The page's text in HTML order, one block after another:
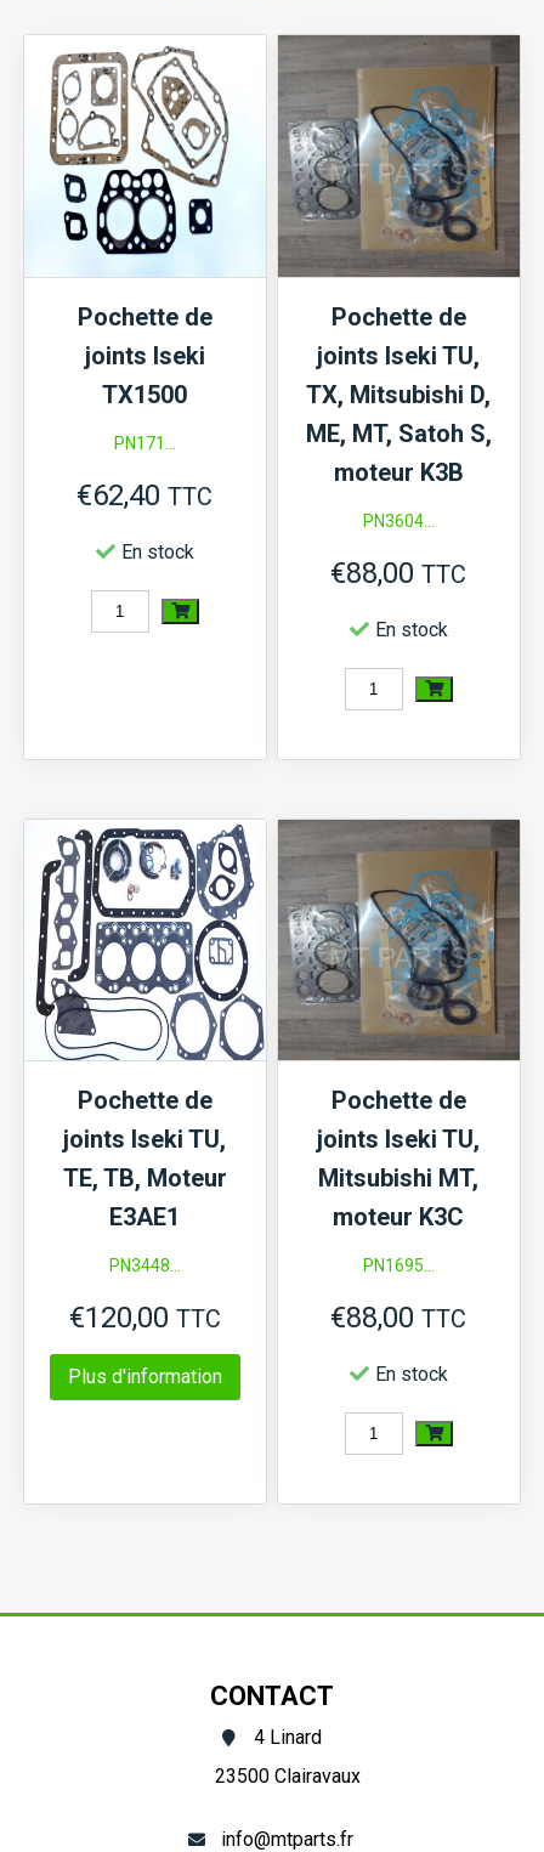
Pochette de
joints Iseki
TX1500
PN171...
€62,40 TTC
En stock
quantité
joints
TX1500
Pochette de
joints Iseki TU,
TX, Mitsubishi D,
ME, MT, Satoh S,
moteur K3B
PN3604...
€88,00 TTC
En stock
quantité
Pochette
TU,
TX,
Mitsubishi
MT,
Satoh
S,
moteur
K3B
Pochette de
joints Iseki TU,
TE, TB, Moteur
E3AE1
PN3448...
€120,00 TTC
Plus d'information
Pochette de
joints Iseki TU,
Mitsubishi MT,
moteur K3C
PN1695...
€88,00 TTC
En stock
quantité
Pochette
moteur
CONTACT
4 Linard
23500 Clairavaux
info@mtparts.fr